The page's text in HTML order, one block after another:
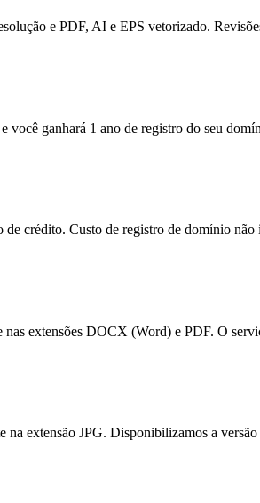
e PDF, AI e EPS vetorizado.
ganhará 1 ano de registro do seu
crédito. Custo de registro de domínio não
nas extensões DOCX (Word) e PDF. O
extensão JPG. Disponibilizamos a